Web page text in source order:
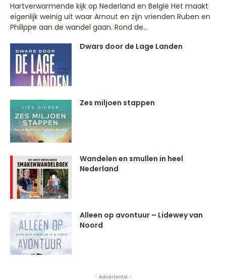
Hartverwarmende kijk op Nederland en België Het maakt
eigenlijk weinig uit waar Arnout en zijn vrienden Ruben en
Philippe aan de wandel gaan. Rond de...
Dwars door de Lage Landen
Zes miljoen stappen
Wandelen en smullen in heel
Nederland
Alleen op avontuur – Lidewey van
Noord
- Advertentie -